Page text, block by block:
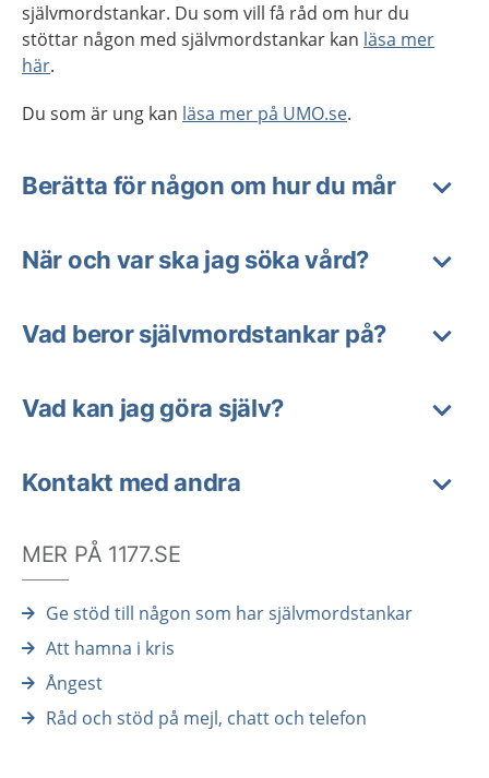
självmordstankar. Du som vill få råd om hur du
stöttar någon med självmordstankar kan läsa mer
här.
Du som är ung kan läsa mer på UMO.se.
Berätta för någon om hur du mår
När och var ska jag söka vård?
Vad beror självmordstankar på?
Vad kan jag göra själv?
Kontakt med andra
MER PÅ 1177.SE
Ge stöd till någon som har självmordstankar
Att hamna i kris
Ångest
Råd och stöd på mejl, chatt och telefon